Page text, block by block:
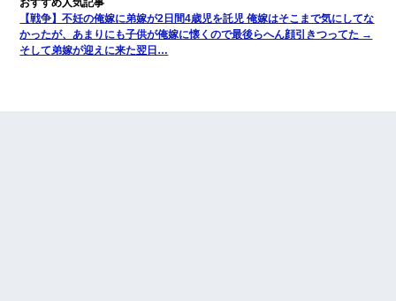
【戦争】不妊の俺嫁に弟嫁が2日間4歳児を託児 俺嫁はそこまで気にしてな
かったが、あまりにも子供が俺嫁に懐くので最後らへん顔引きつってた →
そして弟嫁が迎えに来た翌日…